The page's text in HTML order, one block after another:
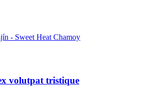
volutpat tristique